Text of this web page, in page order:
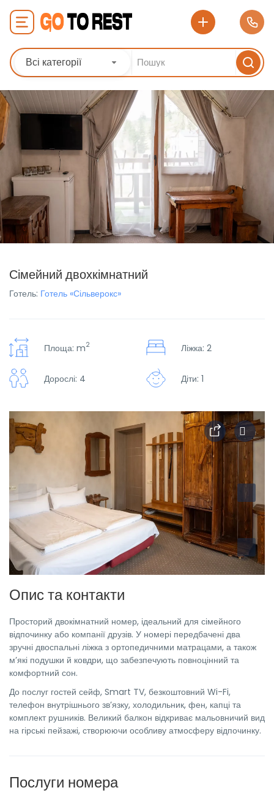
Всі категорії
Сімейний двохкімнатний
Готель: Готель «Сільверокс»
Площа: m2 Ліжка: 2
Дорослі: 4 Діти: 1
Опис та контакти
Просторий двокімнатний номер, ідеальний для сімейного
відпочинку або компанії друзів. У номері передбачені два
зручні двоспальні ліжка з ортопедичними матрацами, а також
м’які подушки й ковдри, що забезпечують повноцінний та
комфортний сон.
До послуг гостей сейф, Smart TV, безкоштовний Wi-Fi,
телефон внутрішнього зв’язку, холодильник, фен, капці та
комплект рушників. Великий балкон відкриває мальовничий вид
на гірські пейзажі, створюючи особливу атмосферу відпочинку.
Послуги номера